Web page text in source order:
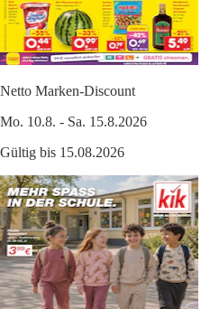
Netto Marken-Discount
Mo. 10.8. - Sa. 15.8.2026
Gültig bis 15.08.2026